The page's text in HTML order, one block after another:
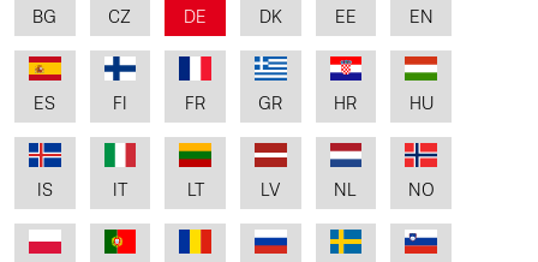
BG CZ DE DK EE EN
ES FI FR GR HR HU
IS LT LV NL NO